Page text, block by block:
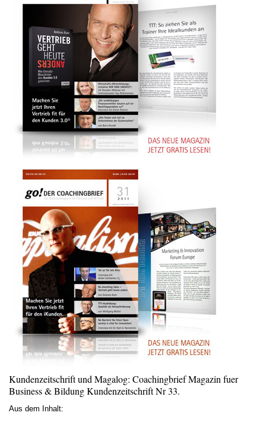
Kundenzeitschrift und Magalog: Coachingbrief Magazin fuer
Business & Bildung Kundenzeitschrift Nr 33.
Aus dem Inhalt: